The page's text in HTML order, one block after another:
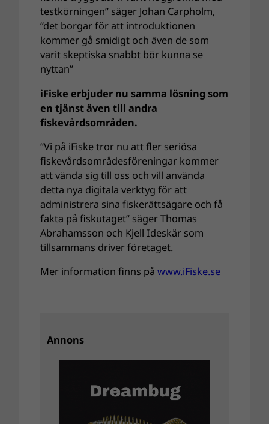
testkörningen” säger Johan Carpholm,
“det borgar för att introduktionen
kommer gå smidigt och även de som
varit skeptiska snabbt bör kunna se
nyttan”
iFiske erbjuder nu samma lösning som
en tjänst även till andra
fiskevårdsområden.
“Vi på iFiske tror nu att fler seriösa
fiskevårdsområdesföreningar kommer
att vända sig till oss och vill använda
detta nya digitala verktyg för att
administrera sina fiskerättsägare och få
fakta på fiskutaget” säger Thomas
Abrahamsson och Kjell Ideskär som
tillsammans driver företaget.
Mer information finns påwww.iFiske.se
Annons